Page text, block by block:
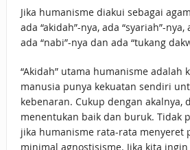
Jika humanisme diakui sebagai
ada “akidah”-nya, ada “syariah”-nya,
ada “nabi”-nya dan ada “tukang
“Akidah” utama humanisme adalah
manusia punya kekuatan sendiri
kebenaran. Cukup dengan akalnya,
menentukan baik dan buruk. Tidak
jika humanisme rata-rata menyeret
minimal agnostisisme. Jika kita